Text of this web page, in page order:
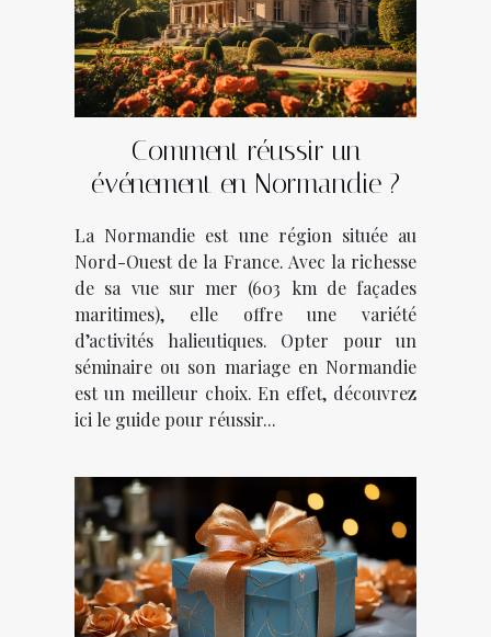
Comment réussir un
événement en Normandie ?
La Normandie est une région située au
Nord-Ouest de la France. Avec la richesse
de sa vue sur mer (603 km de façades
maritimes), elle offre une variété
d’activités halieutiques. Opter pour un
séminaire ou son mariage en Normandie
est un meilleur choix. En effet, découvrez
ici le guide pour réussir...